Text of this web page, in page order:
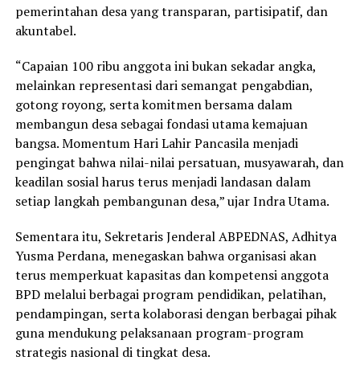
pemerintahan desa yang transparan, partisipatif, dan
akuntabel.
“Capaian 100 ribu anggota ini bukan sekadar angka,
melainkan representasi dari semangat pengabdian,
gotong royong, serta komitmen bersama dalam
membangun desa sebagai fondasi utama kemajuan
bangsa. Momentum Hari Lahir Pancasila menjadi
pengingat bahwa nilai-nilai persatuan, musyawarah, dan
keadilan sosial harus terus menjadi landasan dalam
setiap langkah pembangunan desa,” ujar Indra Utama.
Sementara itu, Sekretaris Jenderal ABPEDNAS, Adhitya
Yusma Perdana, menegaskan bahwa organisasi akan
terus memperkuat kapasitas dan kompetensi anggota
BPD melalui berbagai program pendidikan, pelatihan,
pendampingan, serta kolaborasi dengan berbagai pihak
guna mendukung pelaksanaan program-program
strategis nasional di tingkat desa.